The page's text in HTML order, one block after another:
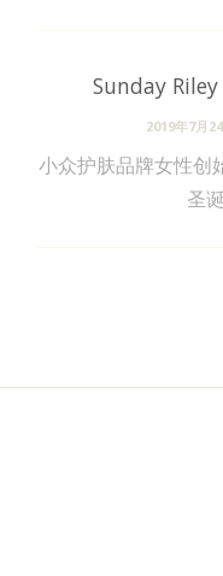
Sunday
2019年7月
小众护肤品牌女性创
圣